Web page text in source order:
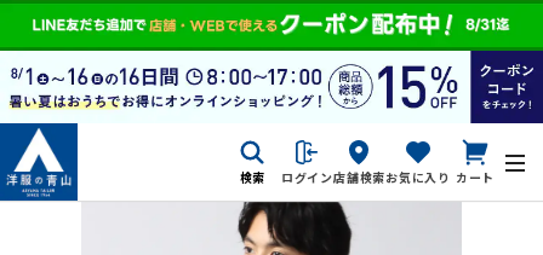
検索 ログイン店舗検索お気に入り カート